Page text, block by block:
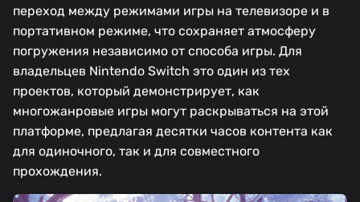
переход между режимами игры на телевизоре и в
портативном режиме, что сохраняет атмосферу
погружения независимо от способа игры. Для
владельцев Nintendo Switch это один из тех
проектов, который демонстрирует, как
многожанровые игры могут раскрываться на этой
платформе, предлагая десятки часов контента как
для одиночного, так и для совместного
прохождения.